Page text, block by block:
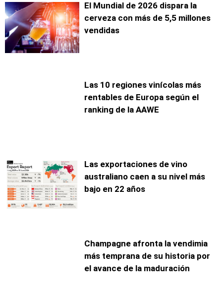
El Mundial de 2026 dispara la
cerveza con más de 5,5 millones
vendidas
Las 10 regiones vinícolas más
rentables de Europa según el
ranking de la AAWE
Las exportaciones de vino
australiano caen a su nivel más
bajo en 22 años
Champagne afronta la vendimia
más temprana de su historia por
el avance de la maduración